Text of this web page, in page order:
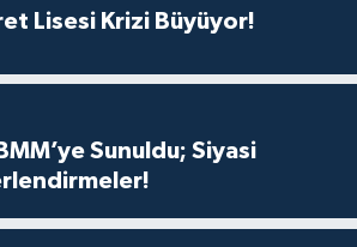
Lisesi Krizi Büyüyor!
Sunuldu; Siyasi